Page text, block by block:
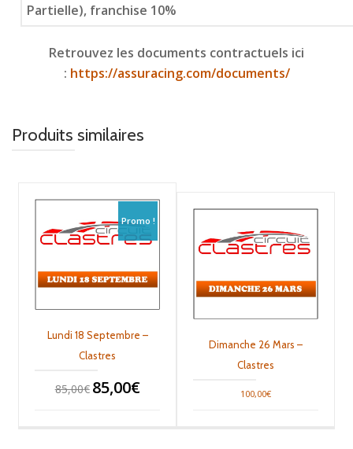
Partielle), franchise 10%
Retrouvez les documents contractuels ici
: https://assuracing.com/documents/
Produits similaires
Promo !
Lundi 18 Septembre –
Clastres
85,00€ 85,00€
Dimanche 26 Mars –
Clastres
100,00€